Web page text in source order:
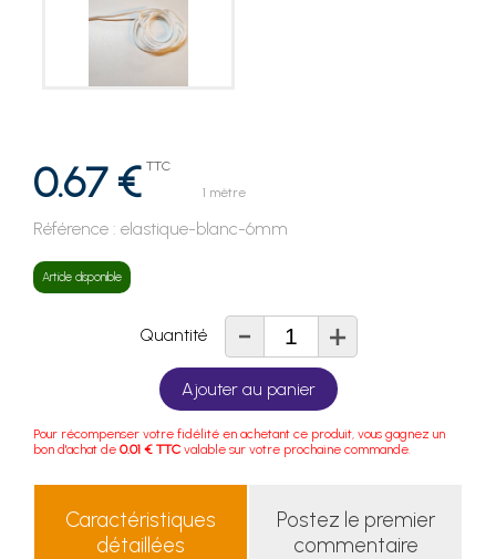
0.67 € TTC
1 mètre
Référence : elastique-blanc-6mm
Article disponible
Quantité - +
Ajouter au panier
Pour récompenser votre fidélité en achetant ce produit, vous gagnez un
bon d'achat de 0.01 € TTC valable sur votre prochaine commande.
Caractéristiques
détaillées
Postez le premier
commentaire